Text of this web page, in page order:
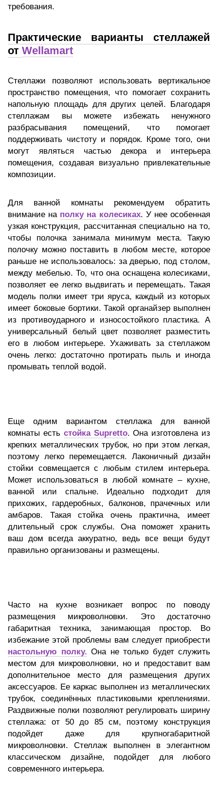
требования.
Практические варианты стеллажей
от Wellamart
Стеллажи позволяют использовать вертикальное
пространство помещения, что помогает сохранить
напольную площадь для других целей. Благодаря
стеллажам вы можете избежать ненужного
разбрасывания помещений, что помогает
поддерживать чистоту и порядок. Кроме того, они
могут являться частью декора и интерьера
помещения, создавая визуально привлекательные
композиции.
Для ванной комнаты рекомендуем обратить
внимание на полку на колесиках. У нее особенная
узкая конструкция, рассчитанная специально на то,
чтобы полочка занимала минимум места. Такую
полочку можно поставить в любом месте, которое
раньше не использовалось: за дверью, под столом,
между мебелью. То, что она оснащена колесиками,
позволяет ее легко выдвигать и перемещать. Такая
модель полки имеет три яруса, каждый из которых
имеет боковые бортики. Такой органайзер выполнен
из противоударного и износостойкого пластика. А
универсальный белый цвет позволяет разместить
его в любом интерьере. Ухаживать за стеллажом
очень легко: достаточно протирать пыль и иногда
промывать теплой водой.
Еще одним вариантом стеллажа для ванной
комнаты есть стойка Supretto. Она изготовлена из
крепких металлических трубок, но при этом легкая,
поэтому легко перемещается. Лаконичный дизайн
стойки совмещается с любым стилем интерьера.
Может использоваться в любой комнате – кухне,
ванной или спальне. Идеально подходит для
прихожих, гардеробных, балконов, прачечных или
амбаров. Такая стойка очень практична, имеет
длительный срок службы. Она поможет хранить
ваш дом всегда аккуратно, ведь все вещи будут
правильно организованы и размещены.
Часто на кухне возникает вопрос по поводу
размещения микроволновки. Это достаточно
габаритная техника, занимающая простор. Во
избежание этой проблемы вам следует приобрести
настольную полку. Она не только будет служить
местом для микроволновки, но и предоставит вам
дополнительное место для размещения других
аксессуаров. Ее каркас выполнен из металлических
трубок, соединённых пластиковыми креплениями.
Раздвижные полки позволяют регулировать ширину
стеллажа: от 50 до 85 см, поэтому конструкция
подойдет даже для крупногабаритной
микроволновки. Стеллаж выполнен в элегантном
классическом дизайне, подойдет для любого
современного интерьера.